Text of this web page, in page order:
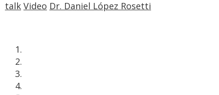
talk Video Dr. Daniel López Rosetti